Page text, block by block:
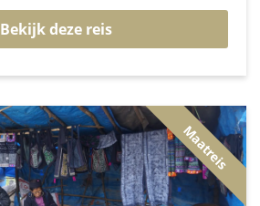
Bekijk deze reis
Maatreis